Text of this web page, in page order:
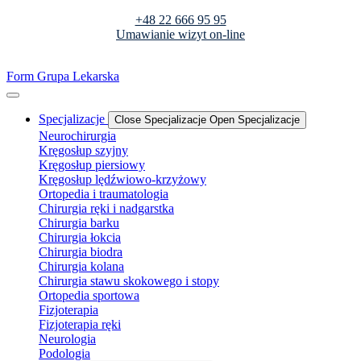
+48 22 666 95 95
Umawianie wizyt on-line
Form Grupa Lekarska
Specjalizacje Close Specjalizacje Open Specjalizacje
Neurochirurgia
Kręgosłup szyjny
Kręgosłup piersiowy
Kręgosłup lędźwiowo-krzyżowy
Ortopedia i traumatologia
Chirurgia ręki i nadgarstka
Chirurgia barku
Chirurgia łokcia
Chirurgia biodra
Chirurgia kolana
Chirurgia stawu skokowego i stopy
Ortopedia sportowa
Fizjoterapia
Fizjoterapia ręki
Neurologia
Podologia